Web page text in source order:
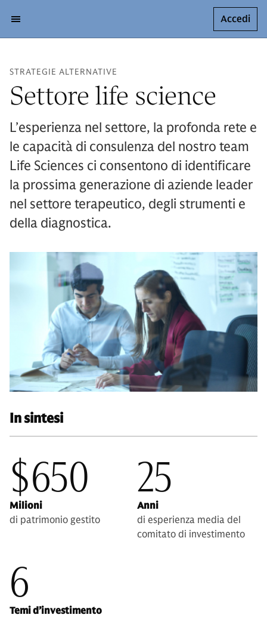
Accedi
STRATEGIE ALTERNATIVE
Settore life science
L’esperienza nel settore, la profonda rete e
le capacità di consulenza del nostro team
Life Sciences ci consentono di identificare
la prossima generazione di aziende leader
nel settore terapeutico, degli strumenti e
della diagnostica.
In sintesi
$650
Milioni
di patrimonio gestito
25
Anni
di esperienza media del
comitato di investimento
6
Temi d’investimento